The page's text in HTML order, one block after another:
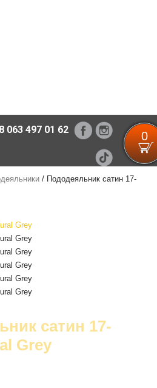
063 497 01 62 0
/ Пододеяльник сатин 17-
сатин 17-
Grey